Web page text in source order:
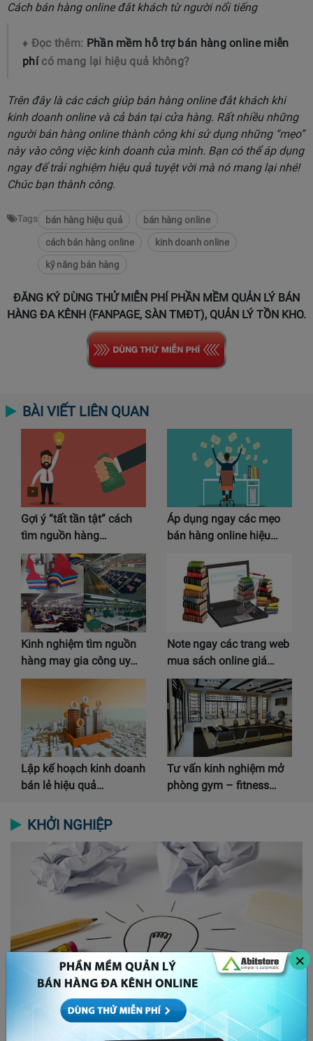
Cách bán hàng online đắt khách từ người nổi tiếng
♦ Đọc thêm: Phần mềm hỗ trợ bán hàng online miễn
phícó mang lại hiệu quả không?
Trên đây là các cách giúp bán hàng online đắt khách khi
kinh doanh online và cả bán tại cửa hàng. Rất nhiều những
người bán hàng online thành công khi sử dụng những “mẹo”
này vào công việc kinh doanh của mình. Bạn có thể áp dụng
ngay để trải nghiệm hiệu quả tuyệt vời mà nó mang lại nhé!
Chúc bạn thành công.
Tags bán hàng hiệu quả
bán hàng online
cách bán hàng online
kinh doanh online
kỹ năng bán hàng
ĐĂNG KÝ DÙNG THỬ MIỄN PHÍ PHẦN MỀM QUẢN LÝ BÁN
HÀNG ĐA KÊNH (FANPAGE, SÀN TMĐT), QUẢN LÝ TỒN KHO.
×
BÀI VIẾT LIÊN QUAN
Gợi ý “tất tần tật” cách
tìm nguồn hàng…
Áp dụng ngay các mẹo
bán hàng online hiệu…
Kinh nghiệm tìm nguồn
hàng may gia công uy…
Note ngay các trang web
mua sách online giá…
Lập kế hoạch kinh doanh
bán lẻ hiệu quả…
Tư vấn kinh nghiệm mở
phòng gym – fitness…
KHỞI NGHIỆP